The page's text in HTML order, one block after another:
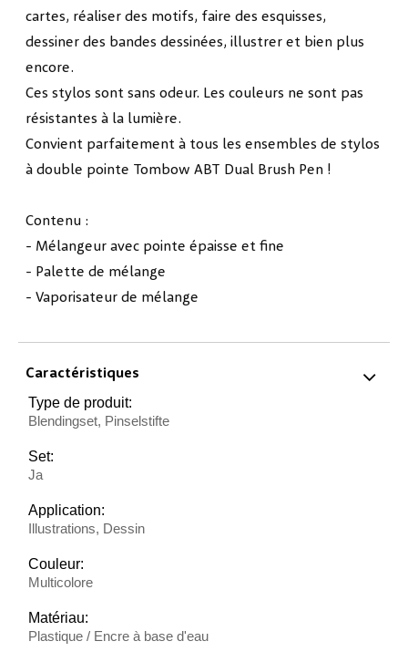
cartes, réaliser des motifs, faire des esquisses,
dessiner des bandes dessinées, illustrer et bien plus
encore.
Ces stylos sont sans odeur. Les couleurs ne sont pas
résistantes à la lumière.
Convient parfaitement à tous les ensembles de stylos
à double pointe Tombow ABT Dual Brush Pen !
Contenu :
- Mélangeur avec pointe épaisse et fine
- Palette de mélange
- Vaporisateur de mélange
Caractéristiques
Type de produit:
Blendingset, Pinselstifte
Set:
Ja
Application:
Illustrations, Dessin
Couleur:
Multicolore
Matériau:
Plastique / Encre à base d'eau